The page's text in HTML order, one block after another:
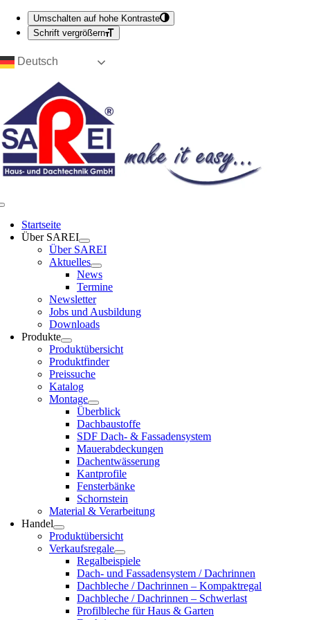
Umschalten auf hohe Kontraste
Schrift vergrößern
Zum
Inhalt
Deutsch
Start­sei­te
Über SAREI
Über SAREI
Aktu­el­les
News
Ter­mi­ne
News­let­ter
Jobs und Aus­bil­dung
Down­loads
Pro­duk­te
Pro­dukt­über­sicht
Pro­dukt­fin­der
Preis­su­che
Kata­log
Mon­ta­ge
Über­blick
Dach­bau­stof­fe
SDF Dach- & Fas­sa­den­sys­tem
Mau­er­ab­de­ckun­gen
Dach­ent­wäs­se­rung
Kant­pro­fi­le
Fens­ter­bän­ke
Schorn­stein
Mate­ri­al & Ver­ar­bei­tung
Han­del
Pro­dukt­über­sicht
Ver­kaufs­re­ga­le
Regal­bei­spie­le
Dach- und Fas­sa­den­sys­tem / Dach­rin­nen
Dach­ble­che / Dach­rin­nen – Kom­pakt­re­gal
Dach­ble­che / Dach­rin­nen – Schwer­last
Pro­fil­ble­che für Haus & Gar­ten